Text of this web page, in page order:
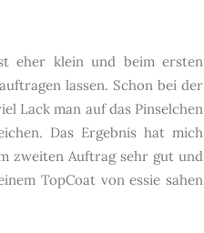
eher klein und beim ersten
lassen. Schon bei der
Lack man auf das Pinselchen
Das Ergebnis hat mich
zweiten Auftrag sehr gut und
TopCoat von essie sahen